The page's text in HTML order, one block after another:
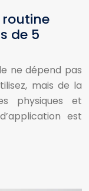
de 5
ne dépend pas
mais de la
physiques et
est